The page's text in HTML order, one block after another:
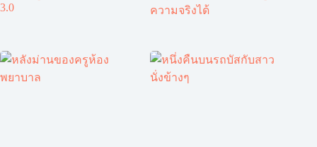
3.0
ความจริงได้